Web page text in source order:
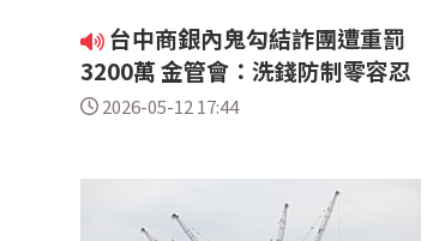
台中商銀內鬼勾結詐團遭重罰
3200萬 金管會：洗錢防制零容忍
2026-05-12 17:44